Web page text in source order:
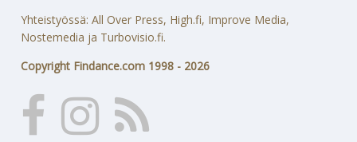
Yhteistyössä: All Over Press, High.fi, Improve Media,
Nostemedia ja Turbovisio.fi.
Copyright Findance.com 1998 - 2026